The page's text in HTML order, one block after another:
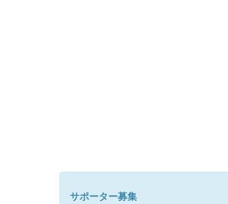
サポーター募集